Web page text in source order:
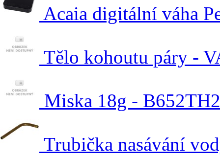
Acaia digitální váha
Tělo kohoutu páry -
Miska 18g -
Trubička nasávání